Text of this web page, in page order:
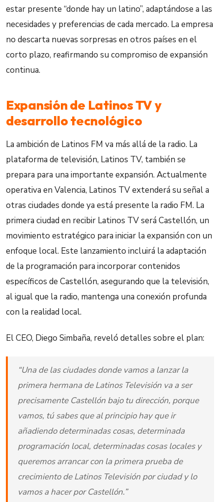
estar presente “donde hay un latino”, adaptándose a las
necesidades y preferencias de cada mercado. La empresa
no descarta nuevas sorpresas en otros países en el
corto plazo, reafirmando su compromiso de expansión
continua.
Expansión de Latinos TV y
desarrollo tecnológico
La ambición de Latinos FM va más allá de la radio. La
plataforma de televisión, Latinos TV, también se
prepara para una importante expansión. Actualmente
operativa en Valencia, Latinos TV extenderá su señal a
otras ciudades donde ya está presente la radio FM. La
primera ciudad en recibir Latinos TV será Castellón, un
movimiento estratégico para iniciar la expansión con un
enfoque local. Este lanzamiento incluirá la adaptación
de la programación para incorporar contenidos
específicos de Castellón, asegurando que la televisión,
al igual que la radio, mantenga una conexión profunda
con la realidad local.
El CEO, Diego Simbaña, reveló detalles sobre el plan:
“Una de las ciudades donde vamos a lanzar la
primera hermana de Latinos Televisión va a ser
precisamente Castellón bajo tu dirección, porque
vamos, tú sabes que al principio hay que ir
añadiendo determinadas cosas, determinada
programación local, determinadas cosas locales y
queremos arrancar con la primera prueba de
crecimiento de Latinos Televisión por ciudad y lo
vamos a hacer por Castellón.”